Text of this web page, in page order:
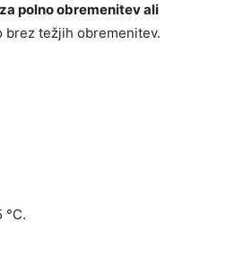
polno obremenitev ali
brez težjih obremenitev.
°C.